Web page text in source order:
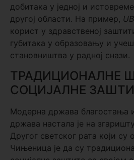
добитака у једној и
другој области. На пример,
корист у здравственој
губитака у образовању и
становништва у радној снази.
ТРАДИЦИОНАЛНЕ
СОЦИЈАЛНЕ
Модерна држава благостања
држава настала је на
Другог светског рата који су
Чињеница је да су